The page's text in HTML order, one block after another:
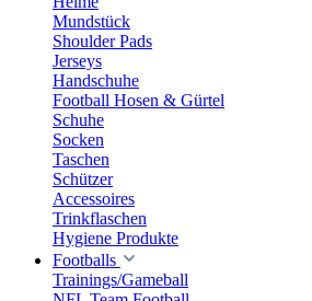
Mundstück
Shoulder Pads
Jerseys
Handschuhe
Football Hosen & Gürtel
Schuhe
Socken
Taschen
Schützer
Accessoires
Trinkflaschen
Hygiene Produkte
Footballs
Trainings/Gameball